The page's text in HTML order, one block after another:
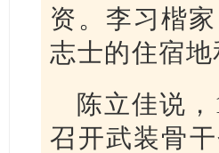
资。李习楷
志士的住宿
陈立佳说
召开武装骨